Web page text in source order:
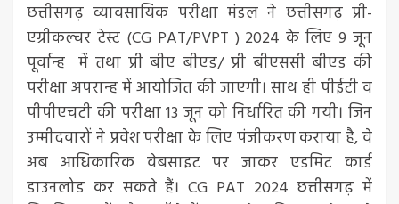
छत्तीसगढ़ व्यावसायिक परीक्षा मंडल ने छत्तीसगढ़ प्री-
एग्रीकल्चर टेस्ट (CG PAT/PVPT ) 2024 के लिए 9 जून
पूर्वान्ह में तथा प्री बीए बीएड/ प्री बीएससी बीएड की
परीक्षा अपरान्ह में आयोजित की जाएगी। साथ ही पीईटी व
पीपीएचटी की परीक्षा 13 जून को निर्धारित की गयी। जिन
उम्मीदवारों ने प्रवेश परीक्षा के लिए पंजीकरण कराया है, वे
अब आधिकारिक वेबसाइट पर जाकर एडमिट कार्ड
डाउनलोड कर सकते हैं। CG PAT 2024 छत्तीसगढ़ में